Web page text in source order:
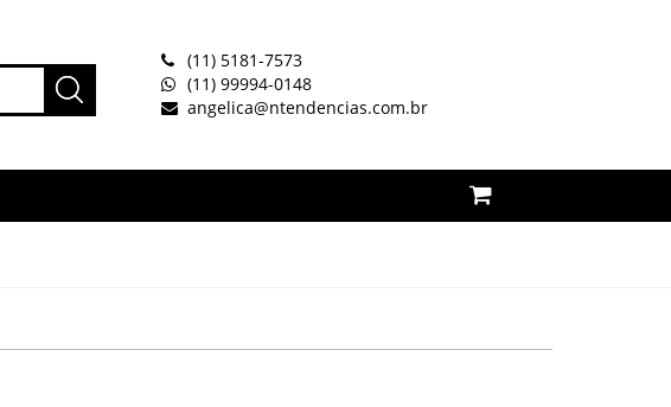
(11) 5181-7573
(11) 99994-0148
angelica@ntendencias.com.br